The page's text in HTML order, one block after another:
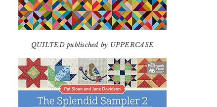
QUILTED publisched by UPPERCASE